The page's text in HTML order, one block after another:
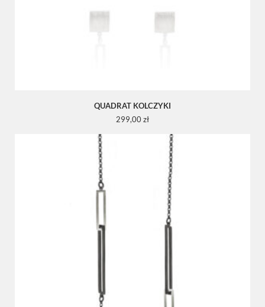
QUADRAT KOLCZYKI
299,00 zł